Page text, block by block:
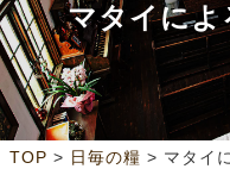
マタイによ
TOP > 日毎の糧 > マタイ